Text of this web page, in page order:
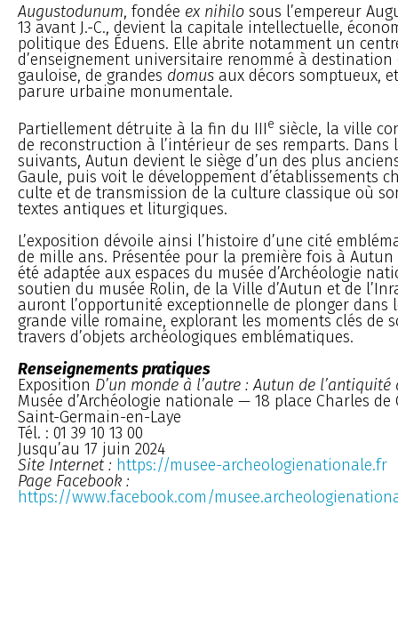
Augustodunum, fondée ex nihilo sous l’empereur
13 avant J.-C., devient la capitale intellectuelle,
politique des Éduens. Elle abrite notamment un
d’enseignement universitaire renommé à destination
gauloise, de grandes domus aux décors somptueux,
parure urbaine monumentale.
Partiellement détruite à la fin du IIIe siècle, la ville
de reconstruction à l’intérieur de ses remparts. Dans
suivants, Autun devient le siège d’un des plus
Gaule, puis voit le développement d’établissements
culte et de transmission de la culture classique où
textes antiques et liturgiques.
L’exposition dévoile ainsi l’histoire d’une cité
de mille ans. Présentée pour la première fois à Autun
été adaptée aux espaces du musée d’Archéologie
soutien du musée Rolin, de la Ville d’Autun et de
auront l’opportunité exceptionnelle de plonger dans
grande ville romaine, explorant les moments clés de
travers d’objets archéologiques emblématiques.
Renseignements pratiques
Exposition D’un monde à l’autre : Autun de l’antiquité
Musée d’Archéologie nationale — 18 place Charles de
Saint-Germain-en-Laye
Tél. : 01 39 10 13 00
Jusqu’au 17 juin 2024
Site Internet : https://musee-archeologienationale.fr
Page Facebook :
https://www.facebook.com/